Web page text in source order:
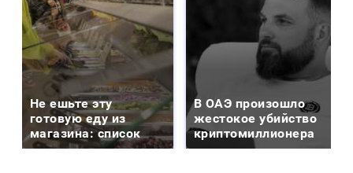
Не ешьте эту
готовую еду из
магазина: список
В ОАЭ произошло
жестокое убийство
криптомиллионера